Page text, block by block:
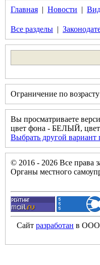
Главная | Новости |
Все разделы |
Ограничение по
Вы просматриваете
цвет фона - БЕЛЫЙ,
Выбрать другой вариант
© 2016 - 2026 Все права
Органы местного
Сайт разработан в ООО